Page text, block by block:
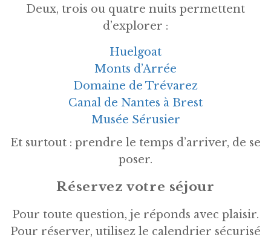
Deux, trois ou quatre nuits permettent
d’explorer :
Huelgoat
Monts d’Arrée
Domaine de Trévarez
Canal de Nantes à Brest
Musée Sérusier
Et surtout : prendre le temps d’arriver, de se
poser.
Réservez votre séjour
Pour toute question, je réponds avec plaisir.
Pour réserver, utilisez le calendrier sécurisé